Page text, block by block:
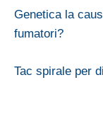
Genetica la
fumatori?
Tac spirale per